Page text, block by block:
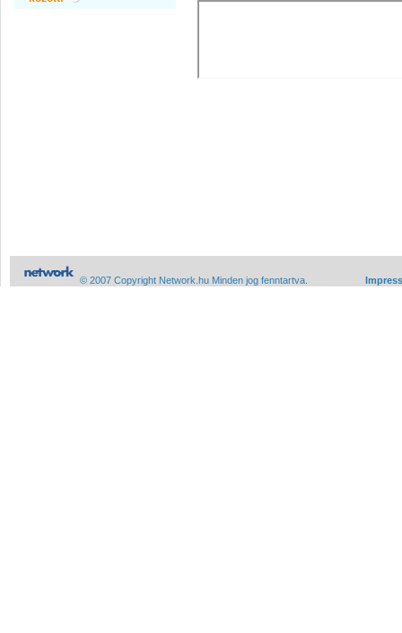
© 2007 Copyright Network.hu Minden jog fenntartva.